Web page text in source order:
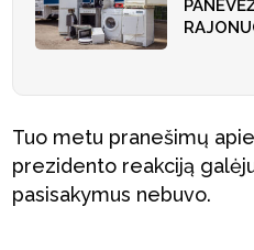
Tuo metu pranešimų
prezidento reakciją
pasisakymus nebuvo.